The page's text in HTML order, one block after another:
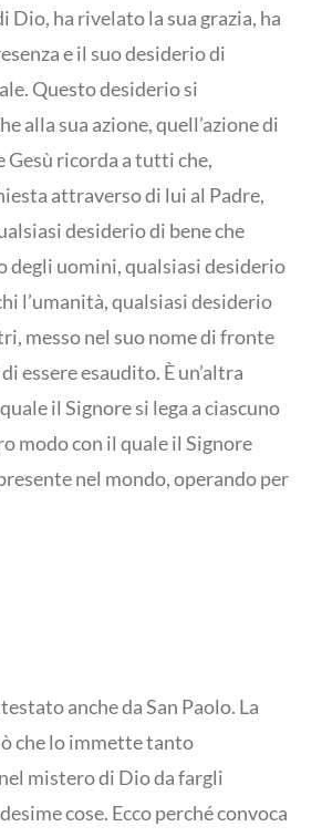
ha rivelato la sua grazia, ha
e il suo desiderio di
Questo desiderio si
alla sua azione, quell’azione di
Gesù ricorda a tutti che,
attraverso di lui al Padre,
desiderio di bene che
degli uomini, qualsiasi desiderio
l’umanità, qualsiasi desiderio
messo nel suo nome di fronte
essere esaudito. È un’altra
il Signore si lega a ciascuno
modo con il quale il Signore
nel mondo, operando per
anche da San Paolo. La
che lo immette tanto
mistero di Dio da fargli
cose. Ecco perché convoca